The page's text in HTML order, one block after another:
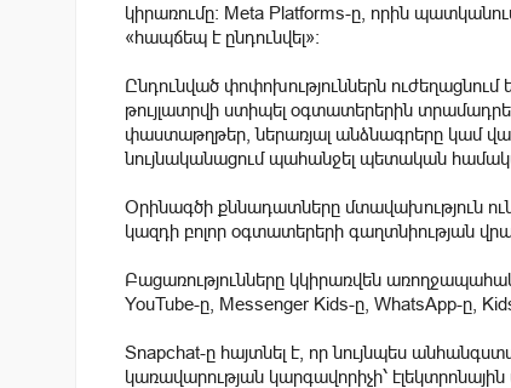
կիրառումը: Meta Platforms-ը, որին
«հապճեպ է ընդունվել»:
Ընդունված փոփոխություններն
թույլատրվի ստիպել օգտատերերին
փաստաթղթեր, ներառյալ անձնագրերը կամ
նույնականացում պահանջել պետական
Օրինագծի քննադատները մտավախություն
կազդի բոլոր օգտատերերի գաղտնիության
Բացառությունները կկիրառվեն
YouTube-ը, Messenger Kids-ը, WhatsApp-ը,
Snapchat-ը հայտնել է, որ նույնպես
կառավարության կարգավորիչի՝